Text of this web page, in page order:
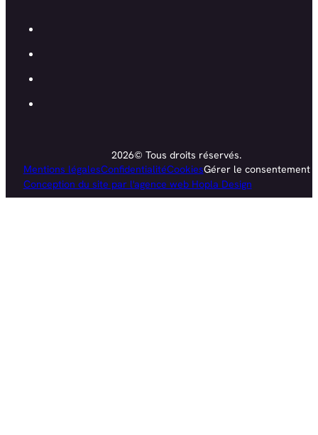
2026© Tous droits réservés.
Mentions légalesConfidentialitéCookiesGérer le consentement
Conception du site par l'agence web Hopla Design